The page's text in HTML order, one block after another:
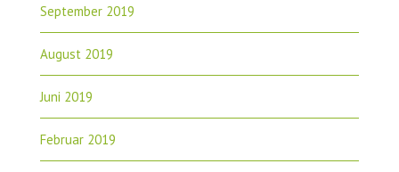
September 2019
August 2019
Juni 2019
Februar 2019